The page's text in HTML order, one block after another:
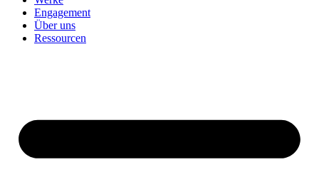
Engagement
Über uns
Ressourcen